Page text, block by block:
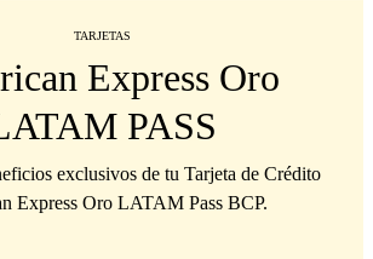
TARJETAS
Express Oro
PASS
exclusivos de tu Tarjeta de Crédito
Express Oro LATAM Pass BCP.